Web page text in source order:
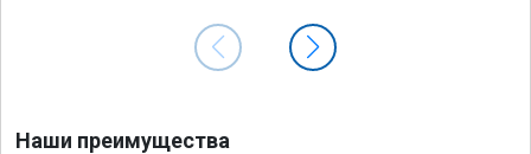
Наши преимущества